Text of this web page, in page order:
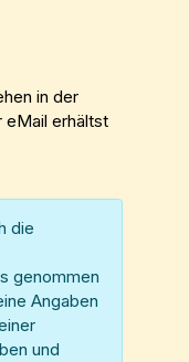
in der
eMail erhältst
die
genommen
Angaben
und